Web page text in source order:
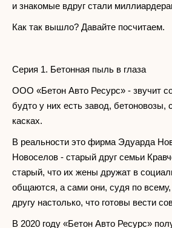
и знакомые вдруг стали
Как так вышло? Давайте посчитаем.
Серия 1. Бетонная пыль в глаза
ООО «Бетон Авто Ресурс» - звучит
будто у них есть завод, бетоновозы,
касках.
В реальности это фирма Эдуарда
Новоселов - старый друг семьи
старый, что их жены дружат в
общаются, а сами они, судя по
другу настолько, что готовы вести
В 2020 году «Бетон Авто Ресурс»